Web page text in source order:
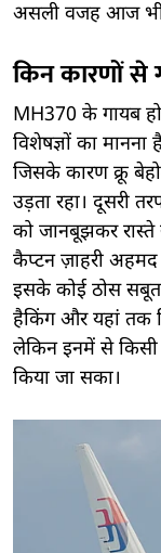
असली वजह आज भी
किन कारणों से
MH370 के गायब
विशेषज्ञों का
जिसके कारण क्रू
उड़ता रहा। दूसरी
को जानबूझकर रास्ते
कैप्टन ज़ाहरी अहमद
इसके कोई ठोस
हैकिंग और यहां तक
लेकिन इनमें से किसी
किया जा सका।